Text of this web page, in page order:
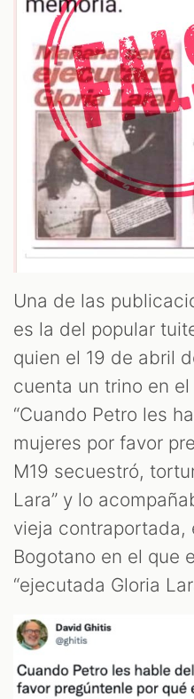
Una de las
es la del popular
quien el 19 de abril
cuenta un trino en
“Cuando Petro les
mujeres por favor
M19 secuestró,
Lara” y lo
vieja contraportada,
Bogotano en el que
“ejecutada Gloria